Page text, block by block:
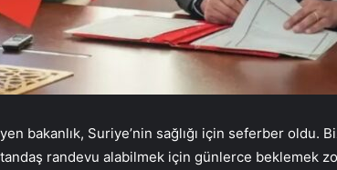
bakanlık, Suriye’nin sağlığı için seferber oldu.
randevu alabilmek için günlerce beklemek